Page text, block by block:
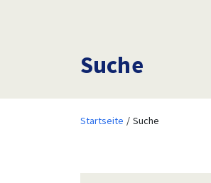
Suche
Startseite Suche